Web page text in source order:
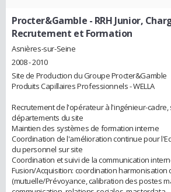
Procter&Gamble - RRH Junior,
Recrutement et Formation
Asnières-sur-Seine
2008 - 2010
Site de Production du Groupe Procter&Gamble
Produits Capillaires Professionnels - WELLA
Recrutement de l'opérateur à l'ingénieur-
départements du site
Maintien des systèmes de formation interne
Coordination de l'amélioration continue pour
du personnel sur site
Coordination et suivi de la communication
Fusion/Acquisition: coordination harmonisation
(mutuelle/Prévoyance, calibration des postes